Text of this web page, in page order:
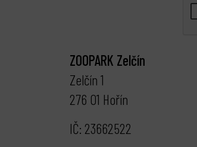
ZOOPARK Zelčín
Zelčín 1
276 01 Hořín
IČ: 23662522